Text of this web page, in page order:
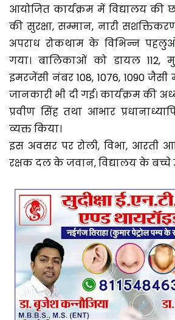
आयोजित कार्यक्रम में विद्यालय की
की सुरक्षा, सम्मान, नारी
अपराध रोकथाम के विभिन्न
गया। बालिकाओं को डायल 112,
इमरजेंसी नंबर 108, 1076, 1090
जानकारी भी दी गई। कार्यक्रम की
प्रवीण सिंह तथा आभार
व्यक्त किया।
इस अवसर पर रोली, विभा, आरती आदि
रक्षक दल के जवान, विद्यालय के बच्चे